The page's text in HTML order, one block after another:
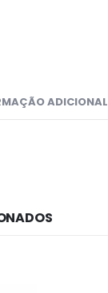
ADICIONAL